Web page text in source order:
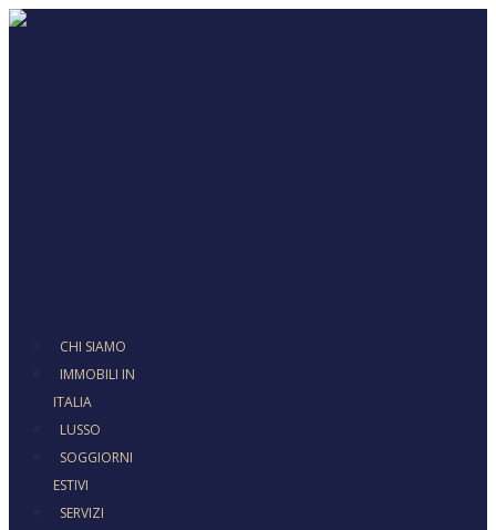
CHI SIAMO
IMMOBILI IN
ITALIA
LUSSO
SOGGIORNI
ESTIVI
SERVIZI